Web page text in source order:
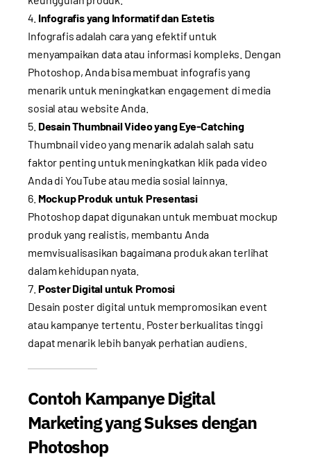
Infografis yang Informatif dan Estetis
Infografis adalah cara yang efektif untuk
menyampaikan data atau informasi kompleks. Dengan
Photoshop, Anda bisa membuat infografis yang
menarik untuk meningkatkan engagement di media
sosial atau website Anda.
Desain Thumbnail Video yang Eye-Catching
Thumbnail video yang menarik adalah salah satu
faktor penting untuk meningkatkan klik pada video
Anda di YouTube atau media sosial lainnya.
Mockup Produk untuk Presentasi
Photoshop dapat digunakan untuk membuat mockup
produk yang realistis, membantu Anda
memvisualisasikan bagaimana produk akan terlihat
dalam kehidupan nyata.
Poster Digital untuk Promosi
Desain poster digital untuk mempromosikan event
atau kampanye tertentu. Poster berkualitas tinggi
dapat menarik lebih banyak perhatian audiens.
Contoh Kampanye Digital
Marketing yang Sukses dengan
Photoshop